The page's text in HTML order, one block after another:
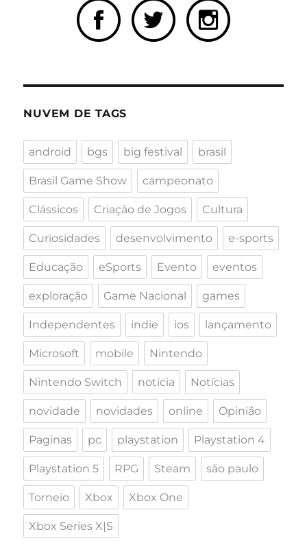
NUVEM DE TAGS
android bgs big festival brasil
Brasil Game Show campeonato
Clássicos Criação de Jogos Cultura
Curiosidades desenvolvimento e-sports
Educação eSports Evento eventos
exploração Game Nacional games
Independentes indie ios lançamento
Microsoft mobile Nintendo
Nintendo Switch notícia Notícias
novidade novidades online Opinião
Paginas pc playstation Playstation 4
Playstation 5 RPG Steam são paulo
Torneio Xbox Xbox One
Xbox Series X|S